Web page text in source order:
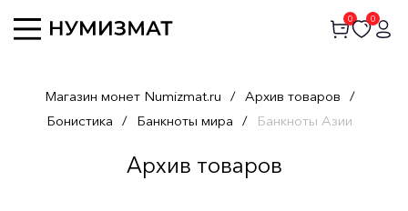
0 0
Магазин монет Numizmat.ru / Архив товаров /
Бонистика / Банкноты мира / Банкноты Азии
Архив товаров